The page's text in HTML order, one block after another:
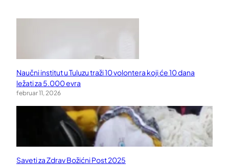
Naučni institut u Tuluzu traži 10 volontera koji će 10 dana
ležati za 5.000 evra
februar 11, 2026
Saveti za Zdrav Božićni Post 2025